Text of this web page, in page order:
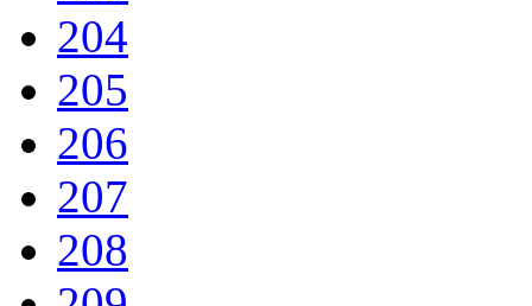
204
205
206
207
208